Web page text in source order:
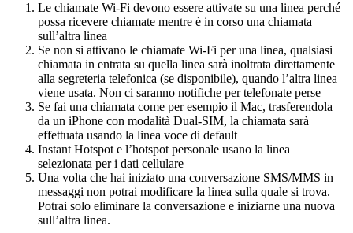
Le chiamate Wi-Fi devono essere attivate su una linea perché
possa ricevere chiamate mentre è in corso una chiamata
sull’altra linea
Se non si attivano le chiamate Wi-Fi per una linea, qualsiasi
chiamata in entrata su quella linea sarà inoltrata direttamente
alla segreteria telefonica (se disponibile), quando l’altra linea
viene usata. Non ci saranno notifiche per telefonate perse
Se fai una chiamata come per esempio il Mac, trasferendola
da un iPhone con modalità Dual-SIM, la chiamata sarà
effettuata usando la linea voce di default
Instant Hotspot e l’hotspot personale usano la linea
selezionata per i dati cellulare
Una volta che hai iniziato una conversazione SMS/MMS in
messaggi non potrai modificare la linea sulla quale si trova.
Potrai solo eliminare la conversazione e iniziarne una nuova
sull’altra linea.